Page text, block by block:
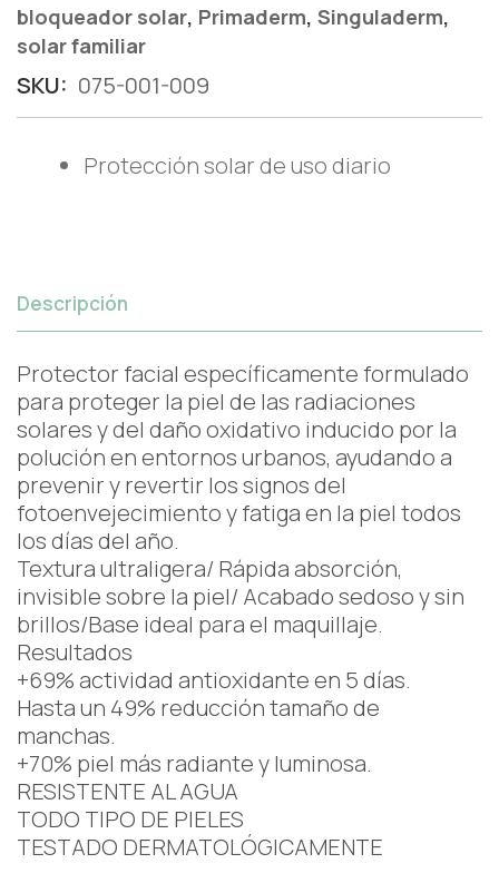
bloqueador solar, Primaderm, Singuladerm,
solar familiar
SKU: 075-001-009
Protección solar de uso diario
Descripción
Protector facial específicamente formulado
para proteger la piel de las radiaciones
solares y del daño oxidativo inducido por la
polución en entornos urbanos, ayudando a
prevenir y revertir los signos del
fotoenvejecimiento y fatiga en la piel todos
los días del año.
Textura ultraligera/ Rápida absorción,
invisible sobre la piel/ Acabado sedoso y sin
brillos/Base ideal para el maquillaje.
Resultados
+69% actividad antioxidante en 5 días.
Hasta un 49% reducción tamaño de
manchas.
+70% piel más radiante y luminosa.
RESISTENTE AL AGUA
TODO TIPO DE PIELES
TESTADO DERMATOLÓGICAMENTE